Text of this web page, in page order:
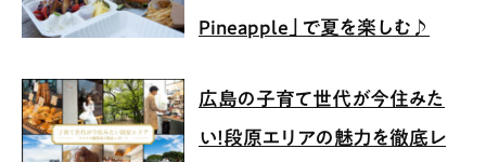
Pineapple」で夏を楽しむ♪
広島の子育て世代が今住みた
い！段原エリアの魅力を徹底レ